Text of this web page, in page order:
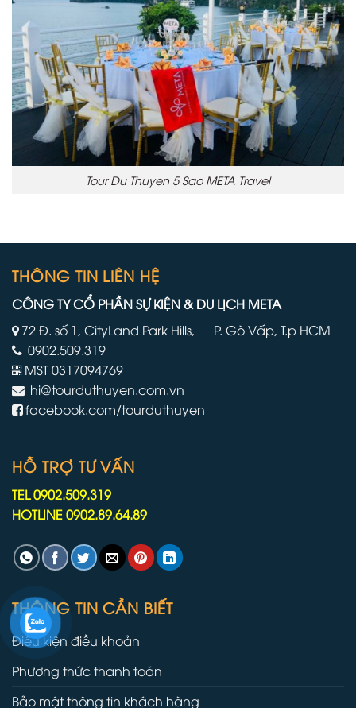
Tour Du Thuyen 5 Sao META Travel
THÔNG TIN LIÊN HỆ
CÔNG TY CỔ PHẦN SỰ KIỆN & DU LỊCH META
72 Đ. số 1, CityLand Park Hills, P. Gò Vấp, T.p HCM
0902.509.319
MST 0317094769
hi@tourduthuyen.com.vn
facebook.com/tourduthuyen
HỖ TRỢ TƯ VẤN
TEL 0902.509.319
HOTLINE 0902.89.64.89
THÔNG TIN CẦN BIẾT
Điều kiện điều khoản
Phương thức thanh toán
Bảo mật thông tin khách hàng